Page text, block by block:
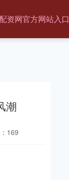
配资网官方网站入口
潮
169